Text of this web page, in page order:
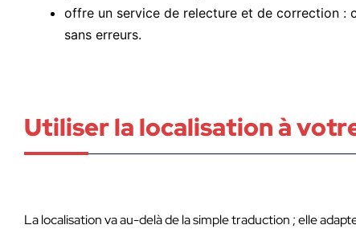
offre un service de relecture et de correction :
sans erreurs.
Utiliser la localisation à
La localisation va au-delà de la simple traduction ; elle